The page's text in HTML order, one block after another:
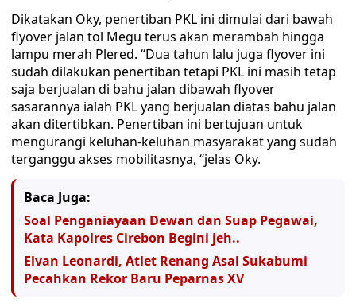
Dikatakan Oky, penertiban PKL ini dimulai dari bawah
flyover jalan tol Megu terus akan merambah hingga
lampu merah Plered. “Dua tahun lalu juga flyover ini
sudah dilakukan penertiban tetapi PKL ini masih tetap
saja berjualan di bahu jalan dibawah flyover
sasarannya ialah PKL yang berjualan diatas bahu jalan
akan ditertibkan. Penertiban ini bertujuan untuk
mengurangi keluhan-keluhan masyarakat yang sudah
terganggu akses mobilitasnya, “jelas Oky.
Baca Juga:
Soal Penganiayaan Dewan dan Suap Pegawai,
Kata Kapolres Cirebon Begini jeh..
Elvan Leonardi, Atlet Renang Asal Sukabumi
Pecahkan Rekor Baru Peparnas XV